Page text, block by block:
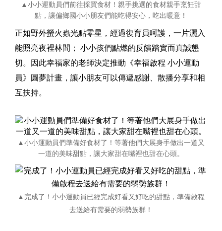
▲小小運動員們前往採買食材！親手挑選的食材親手烹飪甜
點，讓偏鄉國小小朋友們能吃得安心，吃出暖意！
正如野外螢火蟲光點零星，經過復育員呵護，一片灑入
能照亮夜裡林間； 小小孩們點燃的反饋踏實而真誠懇
切。因此幸福家的老師決定推動《幸福啟程 小小運動
員》圓夢計畫，讓小朋友可以傳遞感謝、散播分享和相
互扶持。
▲小小運動員們準備好食材了！等著他們大展身手做出一道又
一道的美味甜點，讓大家甜在嘴裡也甜在心頭。
▲完成了！小小運動員已經完成好看又好吃的甜點，準備啟程
去送給有需要的弱勢族群！